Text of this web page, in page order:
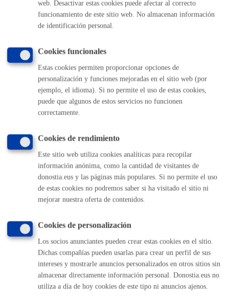
cumplimiento de:
Firmas digitales:consultar aquí
Formato de los ficheros:
NOTA: Toda documentación ha de ser presentada en los
dos idiomas oficiales (euskera y castellano)
es obligatorioel uso del formulario indicado en este
trámite.
Tamaño máximo anexos:
Plazo de resolución y sentido
del silencio
Plazo legal:6 meses Sentido del silencio:
El plazo para acordar en sede municipal la aprobación
provisional o definitiva, según corresponda, no podrá
exceder de seis meses desde la aprobación inicial.
Transcurrido este plazo sin comunicar la pertinente
resolución, en el supuesto de que dicho plan hubiera sido
presentado a instancia de parte, el interesado/a podrá
web. Desactivar estas cookies puede afectar al correcto
funcionamiento de este sitio web. No almacenan información
de identificación personal.
Cookies funcionales
Estas cookies permiten proporcionar opciones de
personalización y funciones mejoradas en el sitio web (por
ejemplo, el idioma). Si no permite el uso de estas cookies,
puede que algunos de estos servicios no funcionen
correctamente.
Cookies de rendimiento
Este sitio web utiliza cookies analíticas para recopilar
información anónima, como la cantidad de visitantes de
donostia.eus y las páginas más populares. Si no permite el uso
de estas cookies no podremos saber si ha visitado el sitio ni
mejorar nuestra oferta de contenidos.
Cookies de personalización
Los socios anunciantes pueden crear estas cookies en el sitio.
Dichas compañías pueden usarlas para crear un perfil de sus
intereses y mostrarle anuncios personalizados en otros sitios sin
almacenar directamente información personal. Donostia.eus no
utiliza a día de hoy cookies de este tipo ni anuncios ajenos.